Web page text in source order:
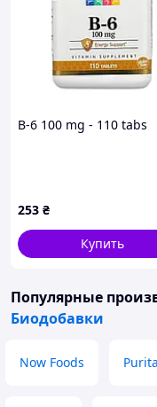
B-6 100 mg - 110 tabs
253 ₴
Купить
Популярные
Биодобавки
Now Foods